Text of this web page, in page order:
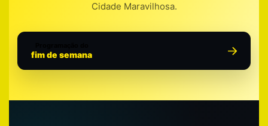
Cidade Maravilhosa.
fim de semana